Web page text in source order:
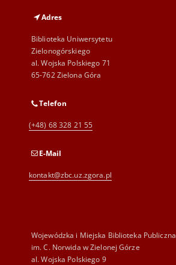
Adres
Biblioteka Uniwersytetu
Zielonogórskiego
al. Wojska Polskiego 71
65-762 Zielona Góra
Telefon
(+48) 68 328 21 55
E-Mail
kontakt@zbc.uz.zgora.pl
Wojewódzka i Miejska Biblioteka Publiczna
im. C. Norwida w Zielonej Górze
al. Wojska Polskiego 9